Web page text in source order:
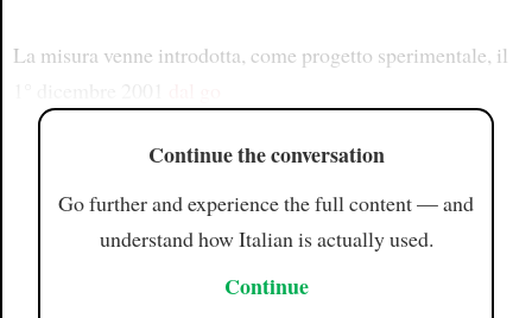
La misura venne introdotta, come progetto sperimentale, il
Continue the conversation
Go further and experience the full content — and
understand how Italian is actually used.
Continue